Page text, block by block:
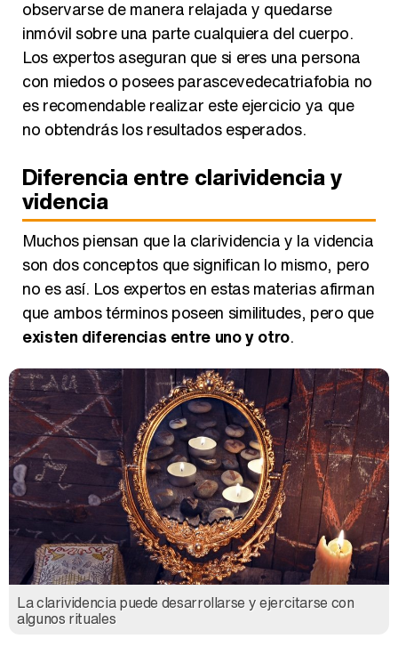
observarse de manera relajada y quedarse
inmóvil sobre una parte cualquiera del cuerpo.
Los expertos aseguran que si eres una persona
con miedos o posees parascevedecatriafobia no
es recomendable realizar este ejercicio ya que
no obtendrás los resultados esperados.
Diferencia entre clarividencia y
videncia
Muchos piensan que la clarividencia y la videncia
son dos conceptos que significan lo mismo, pero
no es así. Los expertos en estas materias afirman
que ambos términos poseen similitudes, pero que
existen diferencias entre uno y otro.
La clarividencia puede desarrollarse y ejercitarse con
algunos rituales